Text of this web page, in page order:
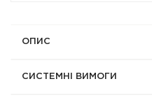
ОПИС
СИСТЕМНІ ВИМОГИ